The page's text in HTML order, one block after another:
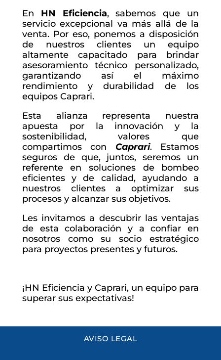
En HN Eficiencia, sabemos que un
servicio excepcional va más allá de la
venta. Por eso, ponemos a disposición
de nuestros clientes un equipo
altamente capacitado para brindar
asesoramiento técnico personalizado,
garantizando así el máximo
rendimiento y durabilidad de los
equipos Caprari.
Esta alianza representa nuestra
apuesta por la innovación y la
sostenibilidad, valores que
compartimos con Caprari. Estamos
seguros de que, juntos, seremos un
referente en soluciones de bombeo
eficientes y de calidad, ayudando a
nuestros clientes a optimizar sus
procesos y alcanzar sus objetivos.
Les invitamos a descubrir las ventajas
de esta colaboración y a confiar en
nosotros como su socio estratégico
para proyectos presentes y futuros.
¡HN Eficiencia y Caprari, un equipo para
superar sus expectativas!
AVISO LEGAL